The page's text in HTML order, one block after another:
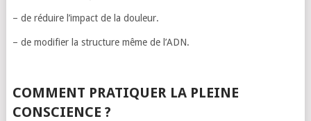
– de réduire l’impact de la douleur.
– de modifier la structure même de l’ADN.
COMMENT PRATIQUER LA PLEINE
CONSCIENCE ?